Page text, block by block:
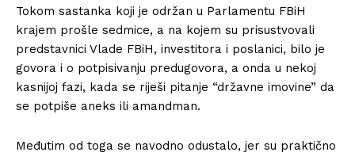
Tokom sastanka koji je održan u Parlamentu FBiH
krajem prošle sedmice, a na kojem su prisustvovali
predstavnici Vlade FBiH, investitora i poslanici, bilo je
govora i o potpisivanju predugovora, a onda u nekoj
kasnijoj fazi, kada se riješi pitanje “državne imovine” da
se potpiše aneks ili amandman.
Međutim od toga se navodno odustalo, jer su praktično